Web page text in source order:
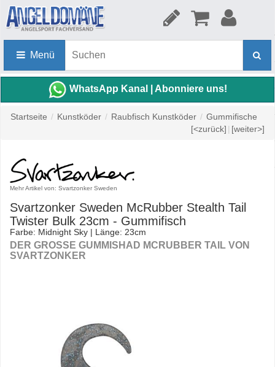
Menü
WhatsApp Kanal | Abonniere uns!
Startseite / Kunstköder / Raubfisch Kunstköder / Gummifische
[<zurück] | [weiter>]
Mehr Artikel von: Svartzonker Sweden
Svartzonker Sweden McRubber Stealth Tail
Twister Bulk 23cm - Gummifisch
Farbe: Midnight Sky | Länge: 23cm
DER GROSSE GUMMISHAD MCRUBBER TAIL VON S
VARTZONKER